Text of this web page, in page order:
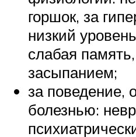
горшок, за
низкий
слабая
засыпанием;
за поведение,
болезнью: